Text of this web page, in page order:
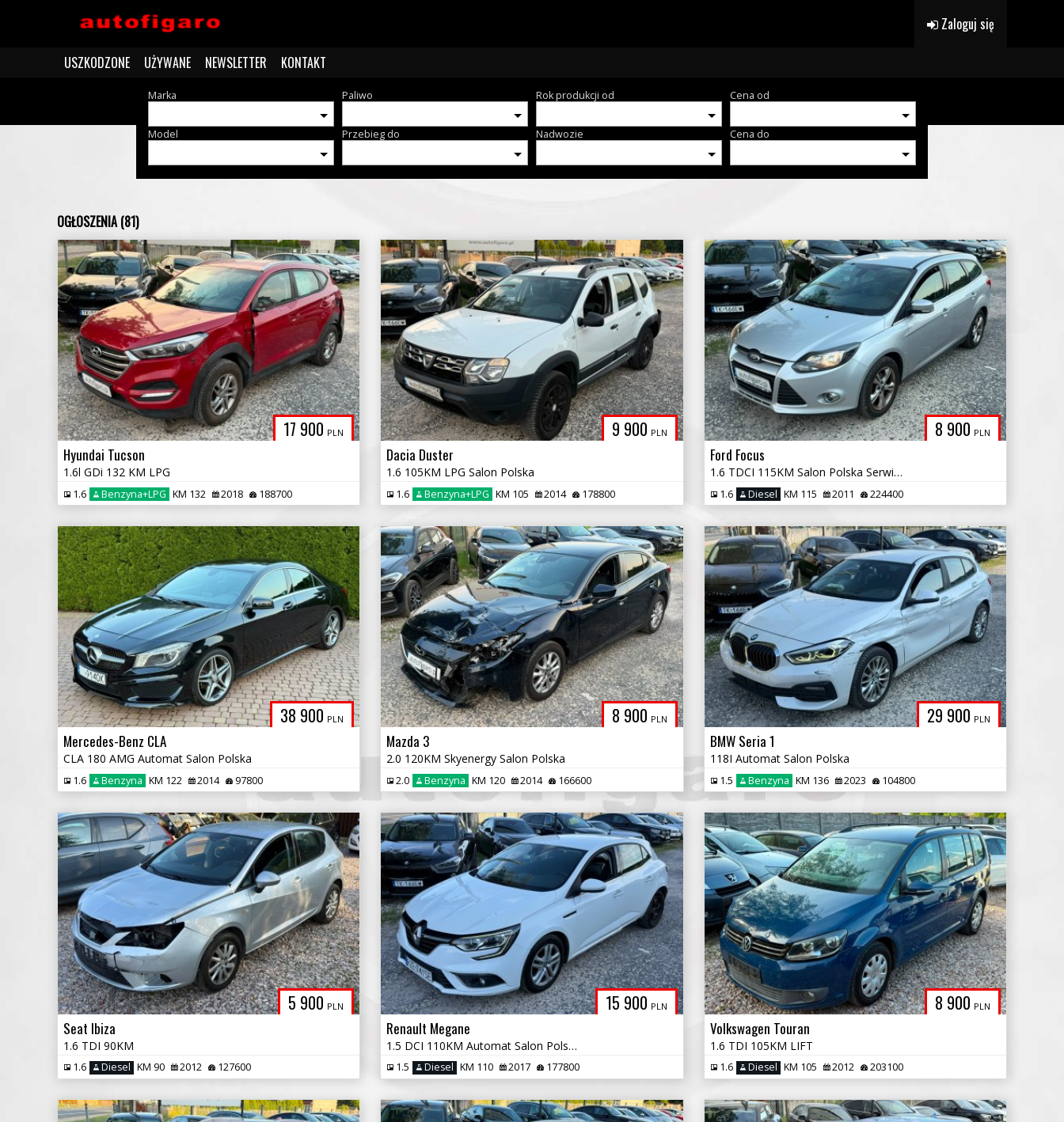
Zaloguj się
USZKODZONE UŻYWANE NEWSLETTER KONTAKT
Marka Paliwo Rok produkcji od Cena od
Model Przebieg do Nadwozie Cena do
OGŁOSZENIA (81)
17 900 PLN
Hyundai Tucson
1.6l GDi 132 KM LPG
1.6 Benzyna+LPG KM 132 2018 188700
9 900 PLN
Dacia Duster
1.6 105KM LPG Salon Polska
1.6 Benzyna+LPG KM 105 2014 178800
8 900 PLN
Ford Focus
1.6 TDCI 115KM Salon Polska Serwisowany Aso
1.6 Diesel KM 115 2011 224400
38 900 PLN
Mercedes-Benz CLA
CLA 180 AMG Automat Salon Polska
1.6 Benzyna KM 122 2014 97800
8 900 PLN
Mazda 3
2.0 120KM Skyenergy Salon Polska
2.0 Benzyna KM 120 2014 166600
29 900 PLN
BMW Seria 1
118I Automat Salon Polska
1.5 Benzyna KM 136 2023 104800
5 900 PLN
Seat Ibiza
1.6 TDI 90KM
1.6 Diesel KM 90 2012 127600
15 900 PLN
Renault Megane
1.5 DCI 110KM Automat Salon Polska
1.5 Diesel KM 110 2017 177800
8 900 PLN
Volkswagen Touran
1.6 TDI 105KM LIFT
1.6 Diesel KM 105 2012 203100